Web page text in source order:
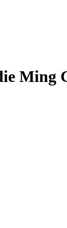
Ming